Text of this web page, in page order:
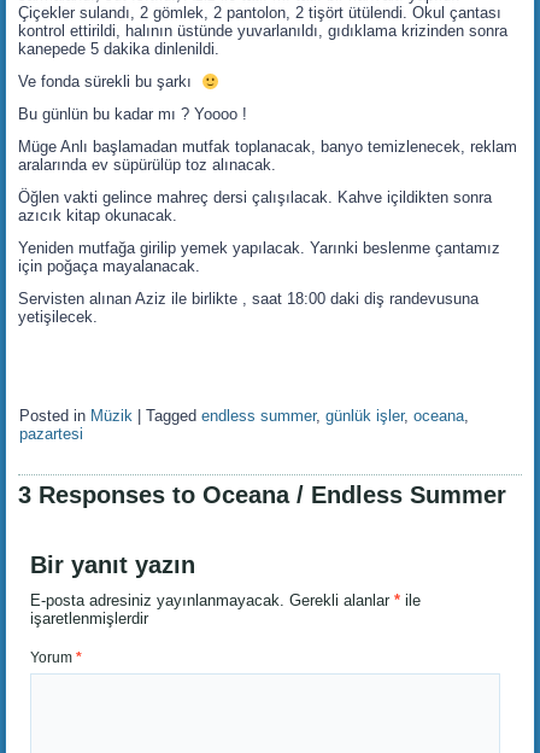
Çiçekler sulandı, 2 gömlek, 2 pantolon, 2 tişört ütülendi. Okul çantası
kontrol ettirildi, halının üstünde yuvarlanıldı, gıdıklama krizinden sonra
kanepede 5 dakika dinlenildi.
Ve fonda sürekli bu şarkı
Bu günlün bu kadar mı ? Yoooo !
Müge Anlı başlamadan mutfak toplanacak, banyo temizlenecek, reklam
aralarında ev süpürülüp toz alınacak.
Öğlen vakti gelince mahreç dersi çalışılacak. Kahve içildikten sonra
azıcık kitap okunacak.
Yeniden mutfağa girilip yemek yapılacak. Yarınki beslenme çantamız
için poğaça mayalanacak.
Servisten alınan Aziz ile birlikte , saat 18:00 daki diş randevusuna
yetişilecek.
Posted in Müzik |Tagged endless summer,günlük işler,oceana,
pazartesi
3 Responses to Oceana / Endless Summer
Bir yanıt yazın
E-posta adresiniz yayınlanmayacak. Gerekli alanlar* ile
işaretlenmişlerdir
Yorum*